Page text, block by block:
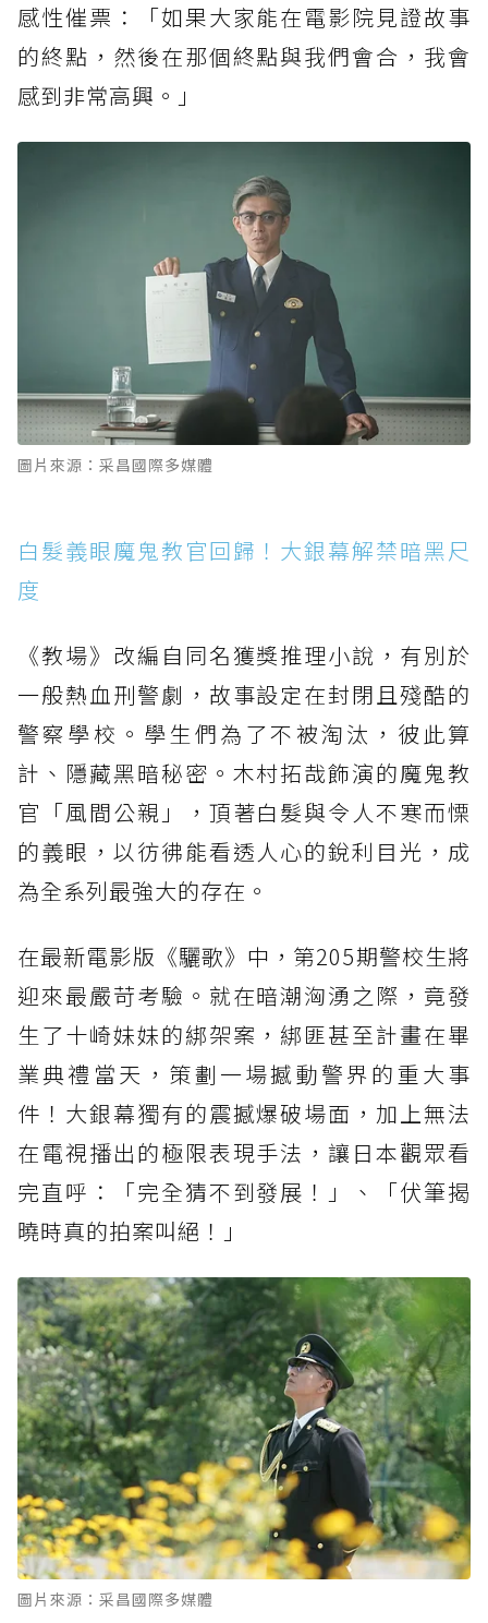
感性催票：「如果大家能在電影院見證故事
的終點，然後在那個終點與我們會合，我會
感到非常高興。」
圖片來源：采昌國際多媒體
白髮義眼魔鬼教官回歸！大銀幕解禁暗黑尺
度
《教場》改編自同名獲獎推理小說，有別於
一般熱血刑警劇，故事設定在封閉且殘酷的
警察學校。學生們為了不被淘汰，彼此算
計、隱藏黑暗秘密。木村拓哉飾演的魔鬼教
官「風間公親」，頂著白髮與令人不寒而慄
的義眼，以彷彿能看透人心的銳利目光，成
為全系列最強大的存在。
在最新電影版《驪歌》中，第205期警校生將
迎來最嚴苛考驗。就在暗潮洶湧之際，竟發
生了十崎妹妹的綁架案，綁匪甚至計畫在畢
業典禮當天，策劃一場撼動警界的重大事
件！大銀幕獨有的震撼爆破場面，加上無法
在電視播出的極限表現手法，讓日本觀眾看
完直呼：「完全猜不到發展！」、「伏筆揭
曉時真的拍案叫絕！」
圖片來源：采昌國際多媒體